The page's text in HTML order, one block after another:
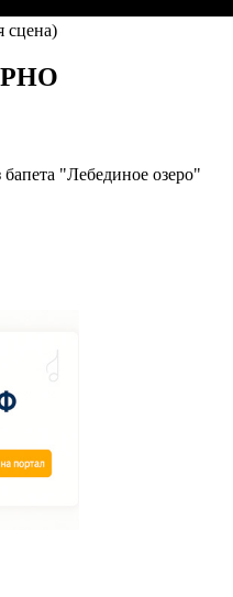
сцена)
РНО
"Лебединое озеро"